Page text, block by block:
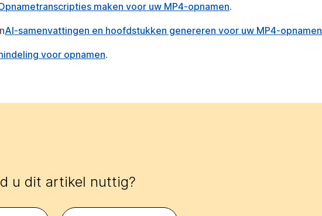
maken voor uw MP4-opnamen.
AI-samenvattingen en hoofdstukken genereren voor uw MP4-opnamen
voor opnamen.
u dit artikel nuttig?